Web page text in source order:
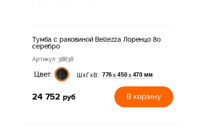
Тумба с раковиной Bellezza Лоренцо 80
серебро
Артикул: 38838
Цвет: ШхГхВ: 776х 450х 470 мм
24 752 руб В корзину